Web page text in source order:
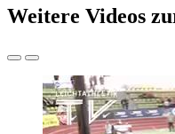
Weitere Videos